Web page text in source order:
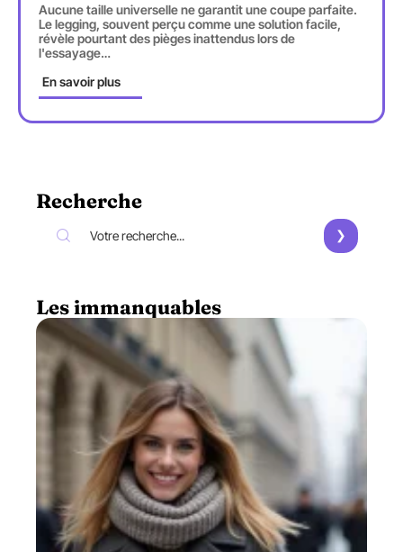
Aucune taille universelle ne garantit une coupe parfaite.
Le legging, souvent perçu comme une solution facile,
révèle pourtant des pièges inattendus lors de
l'essayage…
En savoir plus
Recherche
Les immanquables